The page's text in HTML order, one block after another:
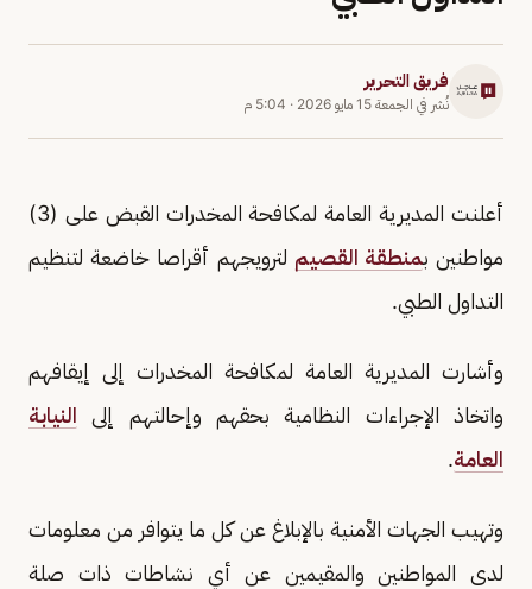
فريق التحرير
نُشر في الجمعة 15 مايو 2026 · 5:04 م
أعلنت المديرية العامة لمكافحة المخدرات القبض على (3)
مواطنين بمنطقة القصيم لترويجهم أقراصا خاضعة لتنظيم
التداول الطبي.
وأشارت المديرية العامة لمكافحة المخدرات إلى إيقافهم
واتخاذ الإجراءات النظامية بحقهم وإحالتهم إلى النيابة
العامة.
وتهيب الجهات الأمنية بالإبلاغ عن كل ما يتوافر من معلومات
لدى المواطنين والمقيمين عن أي نشاطات ذات صلة